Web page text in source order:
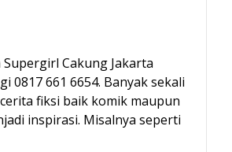
Supergirl Cakung Jakarta
0817 661 6654. Banyak sekali
fiksi baik komik maupun
inspirasi. Misalnya seperti